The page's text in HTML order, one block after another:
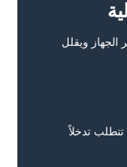
الجهاز ويقلل
تدخلاً